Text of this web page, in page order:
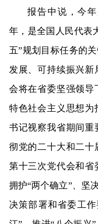
报告中说，今
年，是全国人民代表
五”规划目标任务的
发展、可持续振兴
会将在省委坚强领导
特色社会主义思想为
书记视察我省期间重
彻党的二十大和二十
第十三次党代会和省
拥护“两个确立”、坚
决策部署和省委工